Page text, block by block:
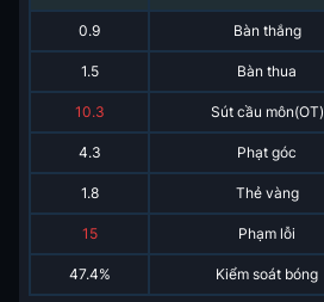
0.9 Bàn thắng
1.5 Bàn thua
10.3 Sút cầu môn(OT)
4.3 Phạt góc
1.8 Thẻ vàng
15 Phạm lỗi
47.4% Kiểm soát bóng